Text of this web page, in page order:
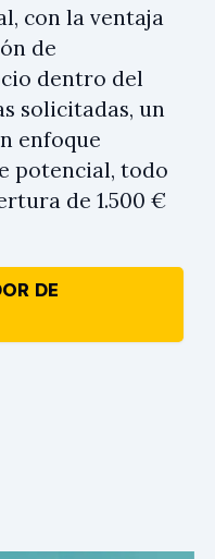
con la ventaja
de
dentro del
solicitadas, un
enfoque
potencial, todo
de 1.500 €
DE